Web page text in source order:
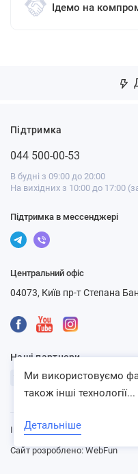
Ідемо на
Підтримка
044 500-00-53
В будні з 09:00 до 20:00
На вихідних з 10:00 до 17:00
Підтримка в мессенджері
Центральний офіс
04073, Київ пр-т Степана
Наші партнери
Інтернет-магазин
Сайт розроблено: WebFun
Ми використовуємо
також інші технології...
Детальніше